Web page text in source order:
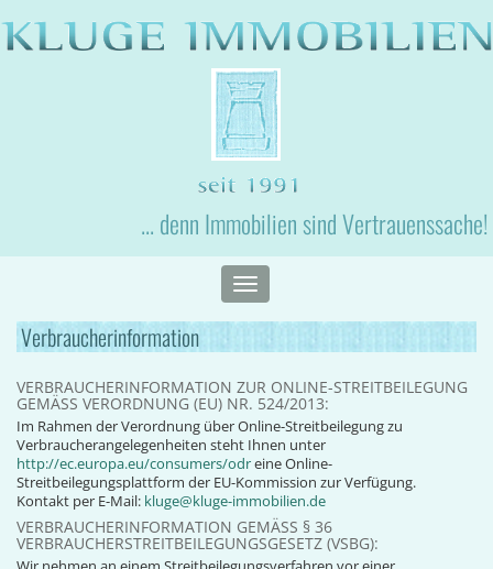
... denn Immobilien sind Vertrauenssache!
Toggle
navigation
Verbraucherinformation
VERBRAUCHERINFORMATION ZUR ONLINE-STREITBEILEGUNG
GEMÄSS VERORDNUNG (EU) NR. 524/2013:
Im Rahmen der Verordnung über Online-Streitbeilegung zu
Verbraucherangelegenheiten steht Ihnen unter
http://ec.europa.eu/consumers/odreine Online-
Streitbeilegungsplattform der EU-Kommission zur Verfügung.
Kontakt per E-Mail: kluge@kluge-immobilien.de
VERBRAUCHERINFORMATION GEMÄSS § 36 V
ERBRAUCHERSTREITBEILEGUNGSGESETZ (VSBG):